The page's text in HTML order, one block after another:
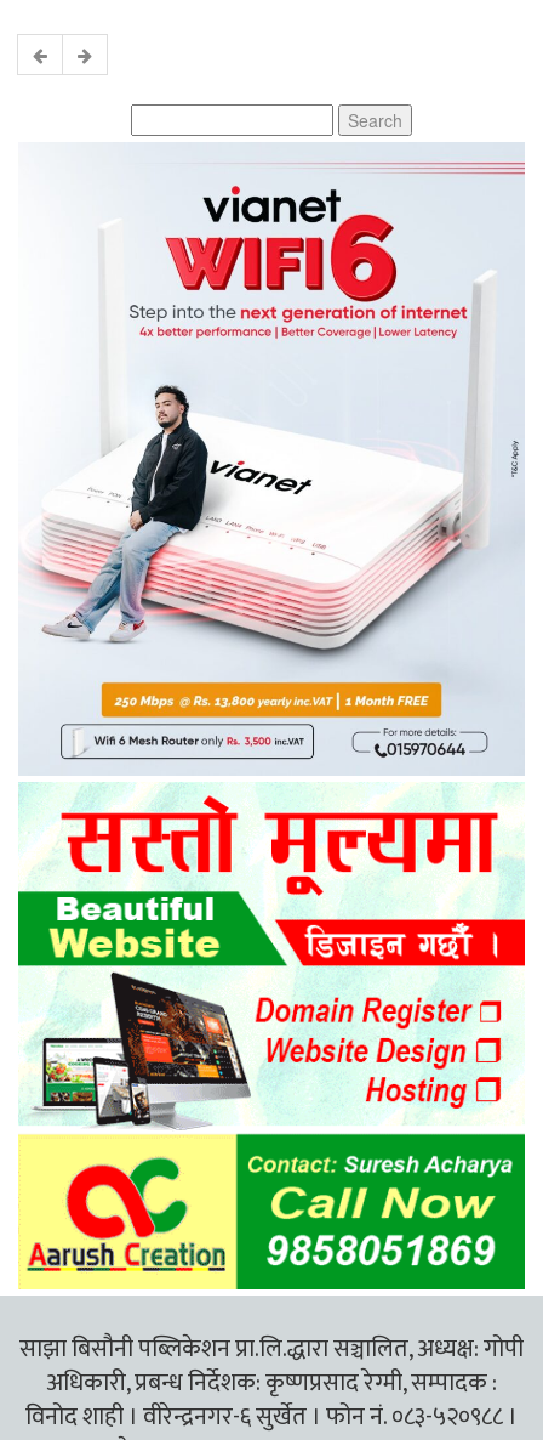
for:
साझा बिसौनी पब्लिकेशन प्रा.लि.द्धारा सञ्चालित, अध्यक्ष: गोपी
अधिकारी, प्रबन्ध निर्देशक: कृष्णप्रसाद रेग्मी, सम्पादक :
विनोद शाही । वीरेन्द्रनगर-६ सुर्खेत । फोन नं. ०८३-५२०९८८ ।